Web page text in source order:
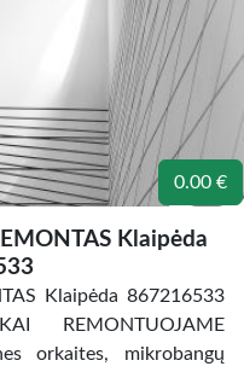
0.00 €
Klaipėda
Klaipėda 867216533
REMONTUOJAME
orkaites, mikrobangų